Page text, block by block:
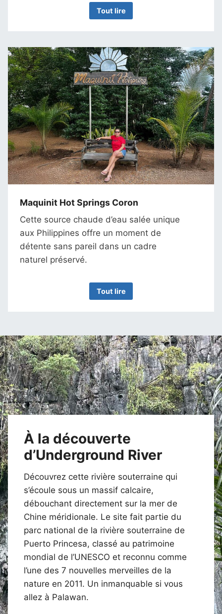
Tout lire
Maquinit Hot Springs Coron
Cette source chaude d’eau salée unique
aux Philippines offre un moment de
détente sans pareil dans un cadre
naturel préservé.
Tout lire
À la découverte
d’Underground River
Découvrez cette rivière souterraine qui
s’écoule sous un massif calcaire,
débouchant directement sur la mer de
Chine méridionale. Le site fait partie du
parc national de la rivière souterraine de
Puerto Princesa, classé au patrimoine
mondial de l’UNESCO et reconnu comme
l’une des 7 nouvelles merveilles de la
nature en 2011. Un inmanquable si vous
allez à Palawan.